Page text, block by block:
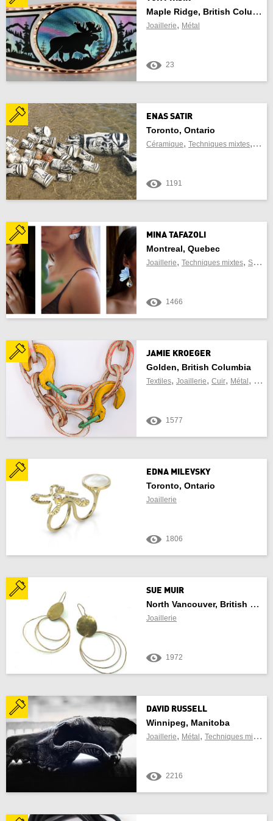
Manitoba
Nouveau-Brunswick
Terre-Neuve-et-Labrador
Territoires du Nord-Ouest
Nouvelle-Écosse
Nunavut
Ontario
l'île du Prince-Édouard
Québec
Saskatchewan
Yukon Territory
TROUVER DES MÉTIERS D’ART À
PROXIMITÉ
Utiliser emplacement actuel
Maple Ridge, British Columbia
Joaillerie, Métal
23
ENAS SATIR
Toronto, Ontario
Céramique, Techniques mixtes,
1191
MINA TAFAZOLI
Montreal, Quebec
Joaillerie, Techniques mixtes, Sculpture
1466
JAMIE KROEGER
Golden, British Columbia
Textiles, Joaillerie, Cuir, Métal ,
1577
EDNA MILEVSKY
Toronto, Ontario
Joaillerie
1806
SUE MUIR
North Vancouver, British Columbia
Joaillerie
1972
DAVID RUSSELL
Winnipeg, Manitoba
Joaillerie, Métal , Techniques mixtes
2216